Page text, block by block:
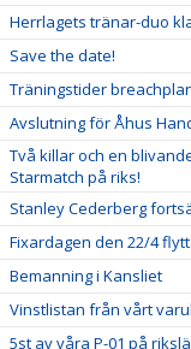
Herrlagets tränar-duo
Save the date!
Träningstider
Avslutning för Åhus
Två killar och en
Starmatch på riks!
Stanley Cederberg
Fixardagen den 22/4
Bemanning i Kansliet
Vinstlistan från vårt
5st av våra P-01 på